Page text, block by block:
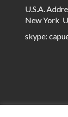
U.S.A.
New York
skype: